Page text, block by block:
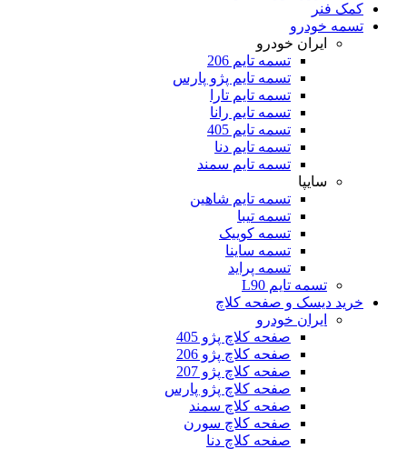
کمک فنر
تسمه خودرو
ایران خودرو
تسمه تایم 206
تسمه تایم پژو پارس
تسمه تایم تارا
تسمه تایم رانا
تسمه تایم 405
تسمه تایم دنا
تسمه تایم سمند
سایپا
تسمه تایم شاهین
تسمه تیبا
تسمه کوییک
تسمه ساینا
تسمه پراید
تسمه تایم L90
خرید دیسک و صفحه کلاچ
ایران خودرو
صفحه کلاچ پژو 405
صفحه کلاچ پژو 206
صفحه کلاچ پژو 207
صفحه کلاچ پژو پارس
صفحه کلاچ سمند
صفحه کلاچ سورن
صفحه کلاچ دنا